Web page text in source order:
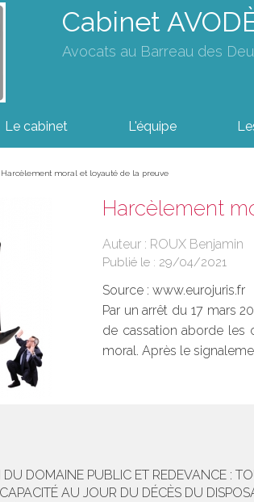
Cabinet
Avocats au Barreau des
Le cabinet L'équipe
Harcèlement moral et loyauté de la preuve
Harcèlement
Auteur : ROUX Benjamin
Publié le : 29/04/2021
Source : www.eurojuris.fr
Par un arrêt du 17 mars
de cassation aborde les
moral. Après le
DOMAINE PUBLIC ET REDEVANCE :
AU JOUR DU DÉCÈS DU